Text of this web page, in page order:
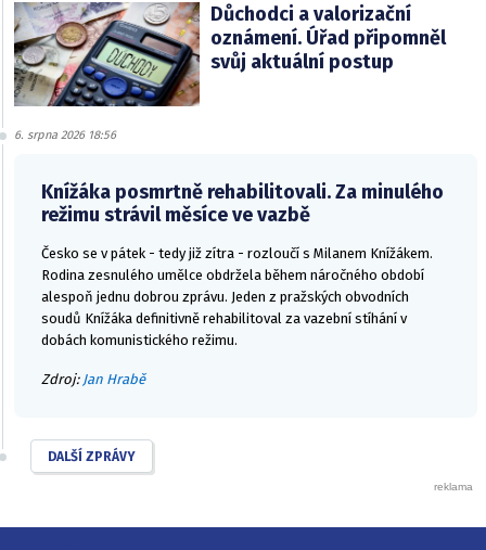
Důchodci a valorizační
oznámení. Úřad připomněl
svůj aktuální postup
6. srpna 2026 18:56
Knížáka posmrtně rehabilitovali. Za minulého
režimu strávil měsíce ve vazbě
Česko se v pátek - tedy již zítra - rozloučí s Milanem Knížákem.
Rodina zesnulého umělce obdržela během náročného období
alespoň jednu dobrou zprávu. Jeden z pražských obvodních
soudů Knížáka definitivně rehabilitoval za vazební stíhání v
dobách komunistického režimu.
Zdroj: Jan Hrabě
DALŠÍ ZPRÁVY